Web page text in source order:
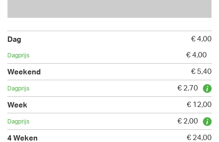
€ 4,00
€ 4,00
€ 5,40
€ 2,70
€ 12,00
€ 2,00
€ 24,00